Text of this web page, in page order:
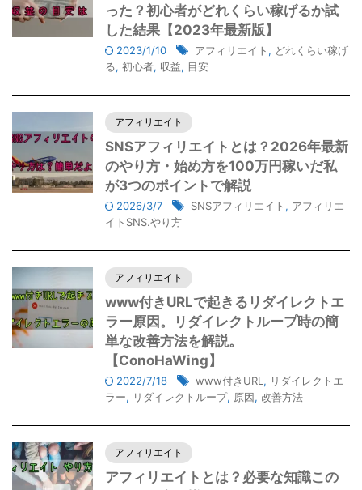
った？初心者がどれくらい稼げるか試
した結果【2023年最新版】
2023/1/10 アフィリエイト , どれくらい稼げ
る, 初心者, 収益, 目安
アフィリエイト
SNSアフィリエイトとは？2026年最新
のやり方・始め方を100万円稼いだ私
が3つのポイントで解説
2026/3/7 SNSアフィリエイト , アフィリエ
イトSNS.やり方
アフィリエイト
www付きURLで起きるリダイレクトエ
ラー原因。リダイレクトループ時の簡
単な改善方法を解説。
【ConoHaWing】
2022/7/18 www付きURL , リダイレクトエ
ラー, リダイレクトループ, 原因, 改善方法
アフィリエイト
アフィリエイトとは？必要な知識この